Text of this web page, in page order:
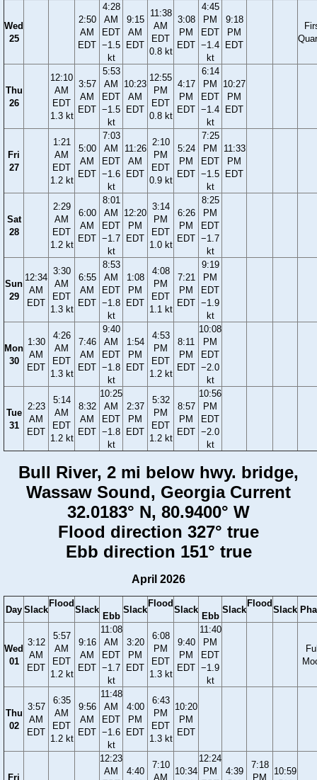
Wed
25
2:50
AM
EDT
4:28
AM
EDT
−1.5
kt
9:15
AM
EDT
11:38
AM
EDT
0.8 kt
3:08
PM
EDT
4:45
PM
EDT
−1.4
kt
9:18
PM
EDT
Thu
26
12:10
AM
EDT
1.3 kt
3:57
AM
EDT
5:53
AM
EDT
−1.5
kt
10:23
AM
EDT
12:55
PM
EDT
0.8 kt
4:17
PM
EDT
6:14
PM
EDT
−1.4
kt
10:27
PM
EDT
Fri
27
1:21
AM
EDT
1.2 kt
5:00
AM
EDT
7:03
AM
EDT
−1.6
kt
11:26
AM
EDT
2:10
PM
EDT
0.9 kt
5:24
PM
EDT
7:25
PM
EDT
−1.5
kt
11:33
PM
EDT
Sat
28
2:29
AM
EDT
1.2 kt
6:00
AM
EDT
8:01
AM
EDT
−1.7
kt
12:20
PM
EDT
3:14
PM
EDT
1.0 kt
6:26
PM
EDT
8:25
PM
EDT
−1.7
kt
Sun
29
12:34
AM
EDT
3:30
AM
EDT
1.3 kt
6:55
AM
EDT
8:53
AM
EDT
−1.8
kt
1:08
PM
EDT
4:08
PM
EDT
1.1 kt
7:21
PM
EDT
9:19
PM
EDT
−1.9
kt
Mon
30
1:30
AM
EDT
4:26
AM
EDT
1.3 kt
7:46
AM
EDT
9:40
AM
EDT
−1.8
kt
1:54
PM
EDT
4:53
PM
EDT
1.2 kt
8:11
PM
EDT
10:08
PM
EDT
−2.0
kt
Tue
31
2:23
AM
EDT
5:14
AM
EDT
1.2 kt
8:32
AM
EDT
10:25
AM
EDT
−1.8
kt
2:37
PM
EDT
5:32
PM
EDT
1.2 kt
8:57
PM
EDT
10:56
PM
EDT
−2.0
kt
Bull River, 2 mi below hwy. bridge,
Wassaw Sound, Georgia Current
32.0183° N, 80.9400° W
Flood direction 327° true
Ebb direction 151° true
April 2026
Day Slack
Flood
Slack
Ebb
Slack
Flood
Slack
Ebb
Slack
Flood
Slack
Wed
01
3:12
AM
EDT
5:57
AM
EDT
1.2 kt
9:16
AM
EDT
11:08
AM
EDT
−1.7
kt
3:20
PM
EDT
6:08
PM
EDT
1.3 kt
9:40
PM
EDT
11:40
PM
EDT
−1.9
kt
Thu
02
3:57
AM
EDT
6:35
AM
EDT
1.2 kt
9:56
AM
EDT
11:48
AM
EDT
−1.6
kt
4:00
PM
EDT
6:43
PM
EDT
1.3 kt
10:20
PM
EDT
Fri
12:23
AM
4:40
7:10
AM
10:34
12:24
PM
4:39
7:18
PM
10:59